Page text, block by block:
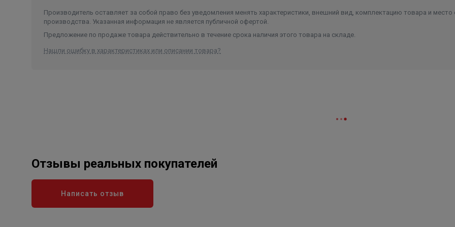
Производитель оставляет за собой право без уведомления менять характеристики, внешний вид, комплектацию товара и место
производства. Указанная информация не является публичной офертой.
Предложение по продаже товара действительно в течение срока наличия этого товара на складе.
Нашли ошибку в характеристиках или описании товара?
Отзывы реальных покупателей
Написать отзыв